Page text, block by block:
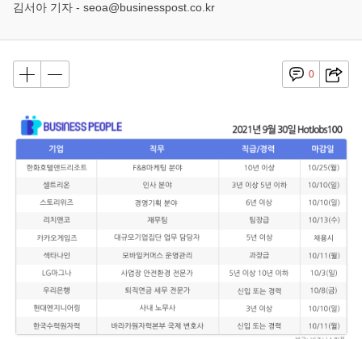
김서아 기자 - seoa@businesspost.co.kr
0